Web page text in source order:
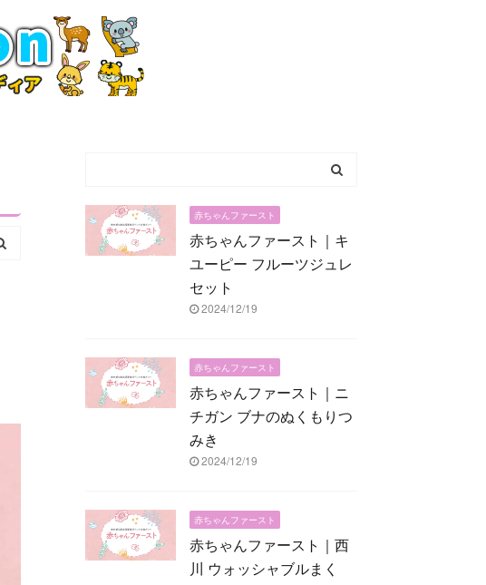
赤ちゃんファースト
赤ちゃんファースト｜キ
ユーピー フルーツジュレ
セット
2024/12/19
赤ちゃんファースト
赤ちゃんファースト｜ニ
チガン ブナのぬくもりつ
みき
2024/12/19
赤ちゃんファースト
赤ちゃんファースト｜西
川 ウォッシャブルまく